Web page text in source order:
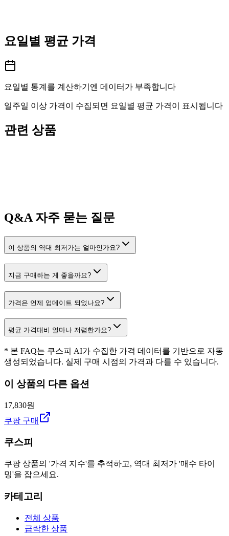
요일별 평균 가격
요일별 통계를 계산하기엔 데이터가 부족합니다
일주일 이상 가격이 수집되면 요일별 평균 가격이 표시됩니다
관련 상품
Q&A자주 묻는 질문
이 상품의 역대 최저가는 얼마인가요?
지금 구매하는 게 좋을까요?
가격은 언제 업데이트 되었나요?
평균 가격대비 얼마나 저렴한가요?
* 본 FAQ는 쿠스피 AI가 수집한 가격 데이터를 기반으로 자동
생성되었습니다. 실제 구매 시점의 가격과 다를 수 있습니다.
이 상품의 다른 옵션
17,830원
쿠팡 구매
쿠스피
쿠팡 상품의 '가격 지수'를 추적하고, 역대 최저가 '매수 타이
밍'을 잡으세요.
카테고리
전체 상품
급락한 상품